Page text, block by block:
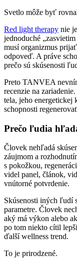
Svetlo môže byť
Red light therapy nie
jednoduché
musí organizmus
odpoveď. A práve
prečo sú skúsenosti
Preto TANVEA
recenzie na
tela, jeho energetickej
schopnosti
Prečo ľudia
Človek nehľadá
záujmom a
s pokožkou,
videl panel, článok,
vnútorné potvrdenie.
Skúsenosti iných ľudí
parametre. Človek
aký má výkon alebo
po tom niekto cítil
ďalší wellness trend.
To je prirodzené.